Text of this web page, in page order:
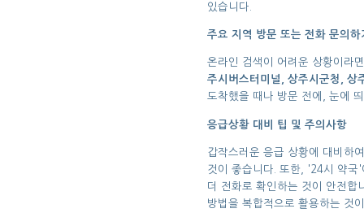
있습니다.
주요 지역 방문 또는 전화 문의하
온라인 검색이 어려운 상황이라
주시버스터미널, 상주시군청, 상
도착했을 때나 방문 전에, 눈에
응급상황 대비 팁 및 주의사항
갑작스러운 응급 상황에 대비하
것이 좋습니다. 또한, '24시 약국
더 전화로 확인하는 것이 안전합
방법을 복합적으로 활용하는 것